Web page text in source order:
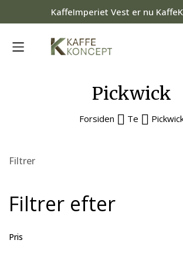
KaffeImperiet Vest er nu
Pickwick
Forsiden Te
Filtrer
Filtrer efter
Pris